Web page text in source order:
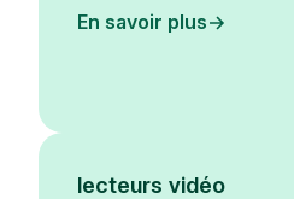
En savoir plus
lecteurs vidéo